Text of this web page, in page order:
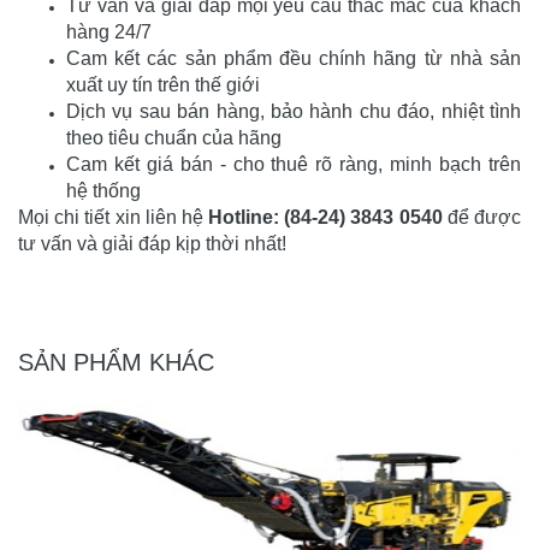
Tư vấn và giải đáp mọi yêu cầu thắc mắc của khách
hàng 24/7
Cam kết các sản phẩm đều chính hãng từ nhà sản
xuất uy tín trên thế giới
Dịch vụ sau bán hàng, bảo hành chu đáo, nhiệt tình
theo tiêu chuẩn của hãng
Cam kết giá bán - cho thuê rõ ràng, minh bạch trên
hệ thống
Mọi chi tiết xin liên hệ Hotline: (84-24) 3843 0540 để được
tư vấn và giải đáp kịp thời nhất!
SẢN PHẨM KHÁC